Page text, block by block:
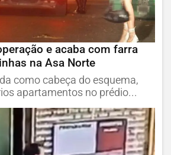
e acaba com farra
na Asa Norte
como cabeça do esquema,
apartamentos no prédio...